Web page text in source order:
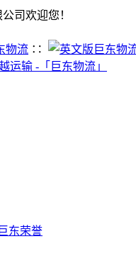
司欢迎您！
∷
巨东荣誉